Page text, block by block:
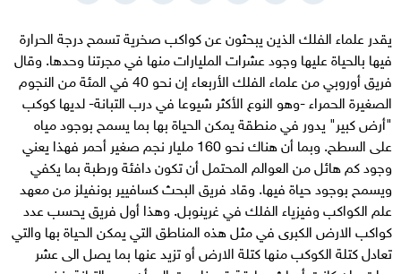
يقدر علماء الفلك الذين يبحثون عن كواكب صخرية تسمح درجة الحرارة
فيها بالحياة عليها وجود عشرات المليارات منها في مجرتنا وحدها. وقال
فريق أوروبي من علماء الفلك الأربعاء إن نحو 40 في المئة من النجوم
الصغيرة الحمراء -وهو النوع الأكثر شيوعا في درب التبانة- لديها كوكب
"أرض كبير" يدور في منطقة يمكن الحياة بها بما يسمح بوجود مياه
على السطح. وبما أن هناك نحو 160 مليار نجم صغير أحمر فهذا يعني
وجود كم هائل من العوالم المحتمل أن تكون دافئة ورطبة بما يكفي
ويسمح بوجود حياة فيها. وقاد فريق البحث كسافيير بونفيلز من معهد
علم الكواكب وفيزياء الفلك في غرينوبل. وهذا أول فريق يحسب عدد
كواكب الارض الكبرى في مثل هذه المناطق التي يمكن الحياة بها والتي
تعادل كتلة الكوكب منها كتلة الارض أو تزيد عنها بما يصل الى عشر